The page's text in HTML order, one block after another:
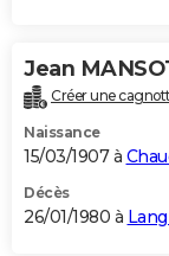
Jean
Créer une
Naissance
15/03/1907 à
Décès
26/01/1980 à